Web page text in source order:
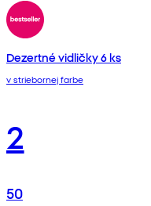
Dezertné vidličky 6 ks
v striebornej farbe
2
50